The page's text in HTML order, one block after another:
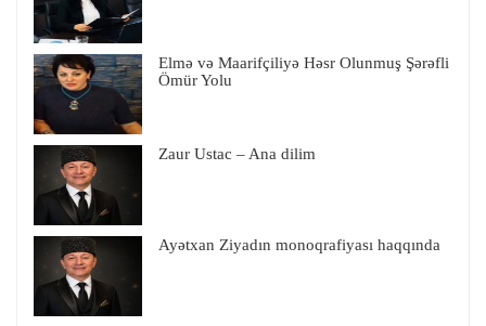
Elmə və Maarifçiliyə Həsr Olunmuş Şərəfli
Ömür Yolu
Zaur Ustac – Ana dilim
Ayətxan Ziyadın monoqrafiyası haqqında